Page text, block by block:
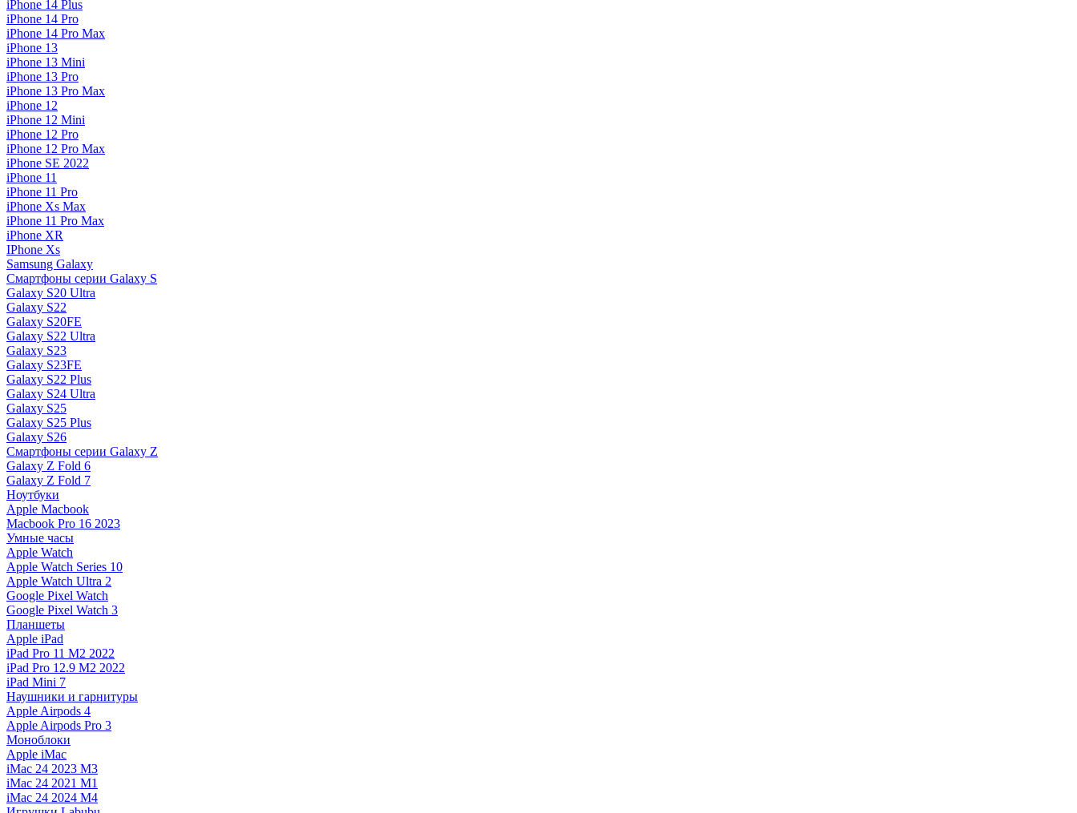
iPhone 14 Plus
iPhone 14 Pro
iPhone 14 Pro Max
iPhone 13
iPhone 13 Mini
iPhone 13 Pro
iPhone 13 Pro Max
iPhone 12
iPhone 12 Mini
iPhone 12 Pro
iPhone 12 Pro Max
iPhone SE 2022
iPhone 11
iPhone 11 Pro
iPhone Xs Max
iPhone 11 Pro Max
iPhone XR
IPhone Xs
Samsung Galaxy
Смартфоны серии Galaxy S
Galaxy S20 Ultra
Galaxy S22
Galaxy S20FE
Galaxy S22 Ultra
Galaxy S23
Galaxy S23FE
Galaxy S22 Plus
Galaxy S24 Ultra
Galaxy S25
Galaxy S25 Plus
Galaxy S26
Смартфоны серии Galaxy Z
Galaxy Z Fold 6
Galaxy Z Fold 7
Ноутбуки
Apple Macbook
Macbook Pro 16 2023
Умные часы
Apple Watch
Apple Watch Series 10
Apple Watch Ultra 2
Google Pixel Watch
Google Pixel Watch 3
Планшеты
Apple iPad
iPad Pro 11 M2 2022
iPad Pro 12.9 M2 2022
iPad Mini 7
Наушники и гарнитуры
Apple Airpods 4
Apple Airpods Pro 3
Моноблоки
Apple iMac
iMac 24 2023 M3
iMac 24 2021 M1
iMac 24 2024 M4